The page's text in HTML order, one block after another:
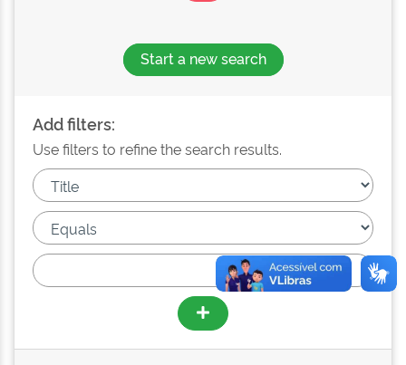
Start a new search
Add filters:
Use filters to refine the search results.